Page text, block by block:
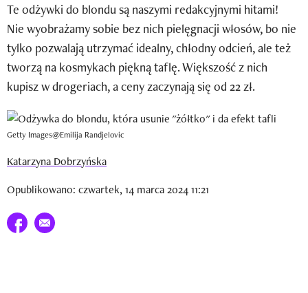
Wizaz Summer Influ School
Mój profil / Zarejestruj się
Te odżywki do blondu są naszymi redakcyjnymi hitami!
Nie wyobrażamy sobie bez nich pielęgnacji włosów, bo nie
tylko pozwalają utrzymać idealny, chłodny odcień, ale też
tworzą na kosmykach piękną taflę. Większość z nich
kupisz w drogeriach, a ceny zaczynają się od 22 zł.
Getty Images@Emilija Randjelovic
Katarzyna Dobrzyńska
Opublikowano: czwartek, 14 marca 2024 11:21
Udostępnij na facebook
E-mail do przyjaciela